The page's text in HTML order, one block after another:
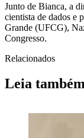
Junto de Bianca, a
cientista de dados e
Grande (UFCG),
Congresso.
Relacionados
Leia também